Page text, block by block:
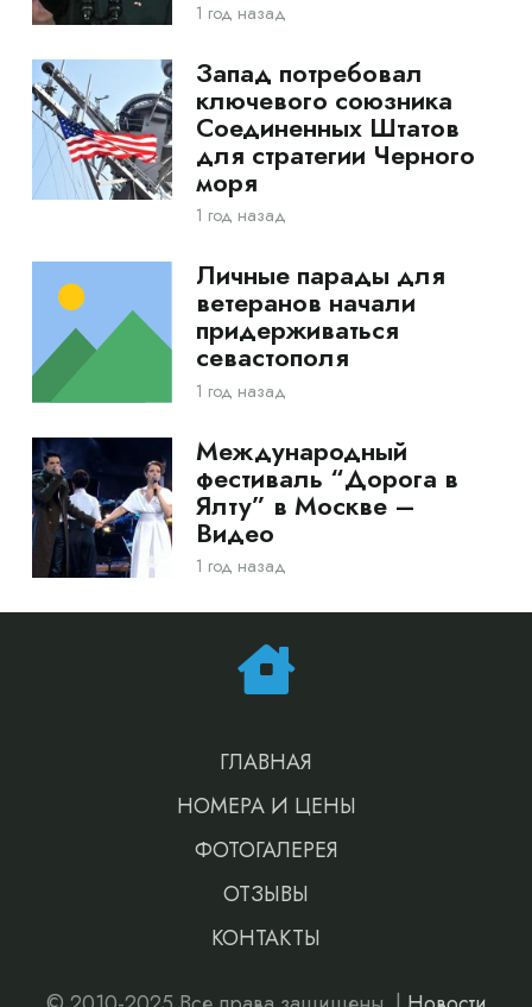
1 год назад
Запад потребовал
ключевого союзника
Соединенных Штатов
для стратегии Черного
моря
1 год назад
Личные парады для
ветеранов начали
придерживаться
севастополя
1 год назад
Международный
фестиваль “Дорога в
Ялту” в Москве –
Видео
1 год назад
ГЛАВНАЯ
НОМЕРА И ЦЕНЫ
ФОТОГАЛЕРЕЯ
ОТЗЫВЫ
КОНТАКТЫ